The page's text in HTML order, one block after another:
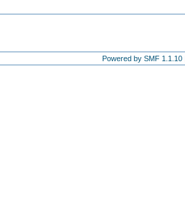
Powered by SMF 1.1.10